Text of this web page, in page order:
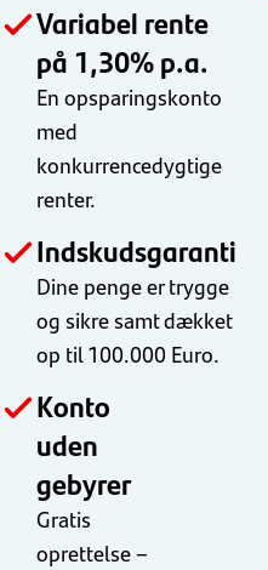
Variabel rente
på 1,30% p.a.
En opsparingskonto
med
konkurrencedygtige
renter.
Indskudsgaranti
Dine penge er trygge
og sikre samt dækket
op til 100.000 Euro.
Konto
uden
gebyrer
Gratis
oprettelse –